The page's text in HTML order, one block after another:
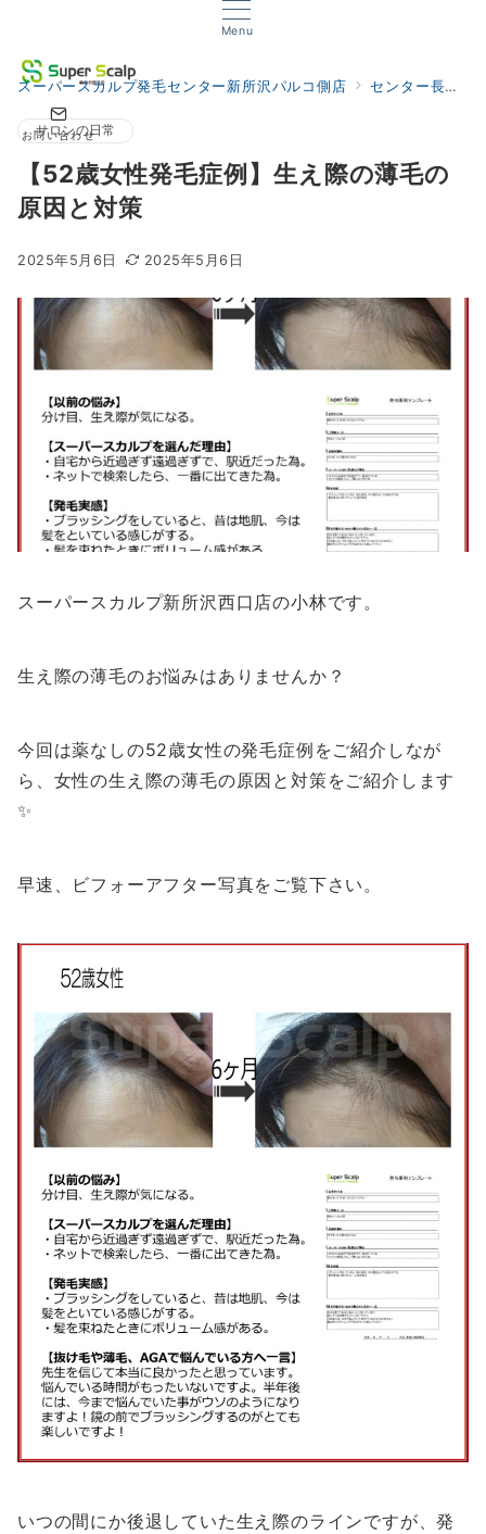
Menu
お問い合わせ
スーパースカルプ発毛センター新所沢パルコ側店 センター長の発毛サロンブログ
サロンの日常
【52歳女性発毛症例】生え際の薄毛の
原因と対策
2025年5月6日 2025年5月6日
スーパースカルプ新所沢西口店の小林です。
生え際の薄毛のお悩みはありませんか？
今回は薬なしの52歳女性の発毛症例をご紹介しなが
ら、女性の生え際の薄毛の原因と対策をご紹介します
✨
早速、ビフォーアフター写真をご覧下さい。
いつの間にか後退していた生え際のラインですが、発